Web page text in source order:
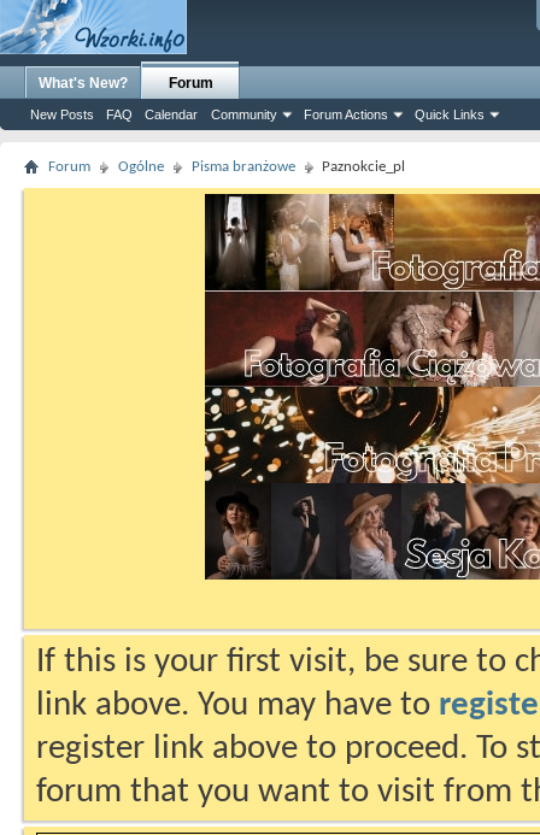
What's New? Forum
New Posts FAQ Calendar Community Forum Actions Quick Links
Forum Ogólne Pisma branżowe Paznokcie_pl
If this is your first visit, be sure to
link above. You may have to
register link above to proceed. To
forum that you want to visit from